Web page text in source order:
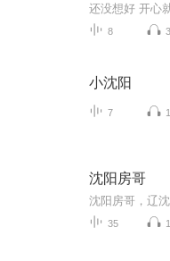
还没想好 开心
8
小沈阳
7
沈阳房哥
35